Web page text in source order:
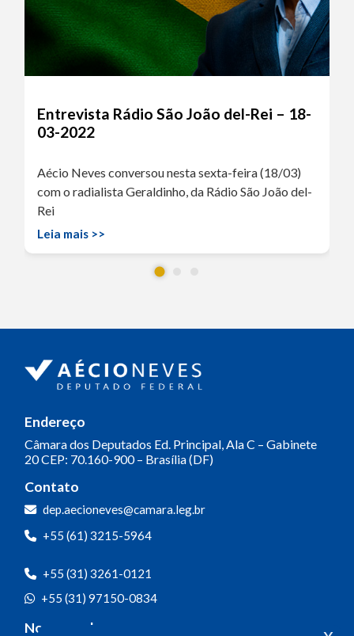
Entrevista Rádio São João del-Rei – 18-
03-2022
Aécio Neves conversou nesta sexta-feira (18/03)
com o radialista Geraldinho, da Rádio São João del-
Rei
Leia mais >>
Endereço
Câmara dos Deputados Ed. Principal, Ala C – Gabinete
20CEP: 70.160-900 – Brasília (DF)
Contato
dep.aecioneves@camara.leg.br
+55 (61) 3215-5964
+55 (31) 3261-0121
+55 (31) 97150-0834
Nossas redes